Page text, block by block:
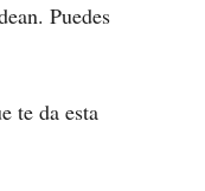
Puedes
te da esta